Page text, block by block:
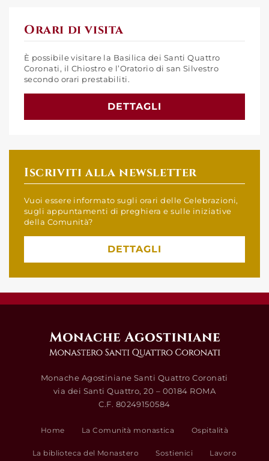
Orari di visita
È possibile visitare la Basilica dei Santi Quattro
Coronati, il Chiostro e l’Oratorio di san Silvestro
secondo orari prestabiliti.
DETTAGLI
Iscriviti alla newsletter
Vuoi essere informato sugli orari delle Celebrazioni,
sugli appuntamenti di preghiera e sulle iniziative
della Comunità?
DETTAGLI
Monache Agostiniane Santi Quattro Coronati
via dei Santi Quattro, 20 – 00184 ROMA
C.F. 80249150584
Home La Comunità monastica Ospitalità
La biblioteca del Monastero Sostienici Lavoro